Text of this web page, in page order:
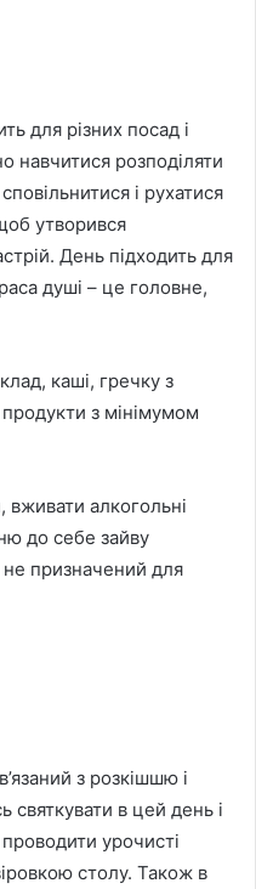
для різних посад і
навчитися розподіляти
і рухатися
утворився
День підходить для
душі – це головне,
каші, гречку з
з мінімумом
алкогольні
до себе зайву
не призначений для
з розкішшю і
в цей день і
урочисті
столу. Також в